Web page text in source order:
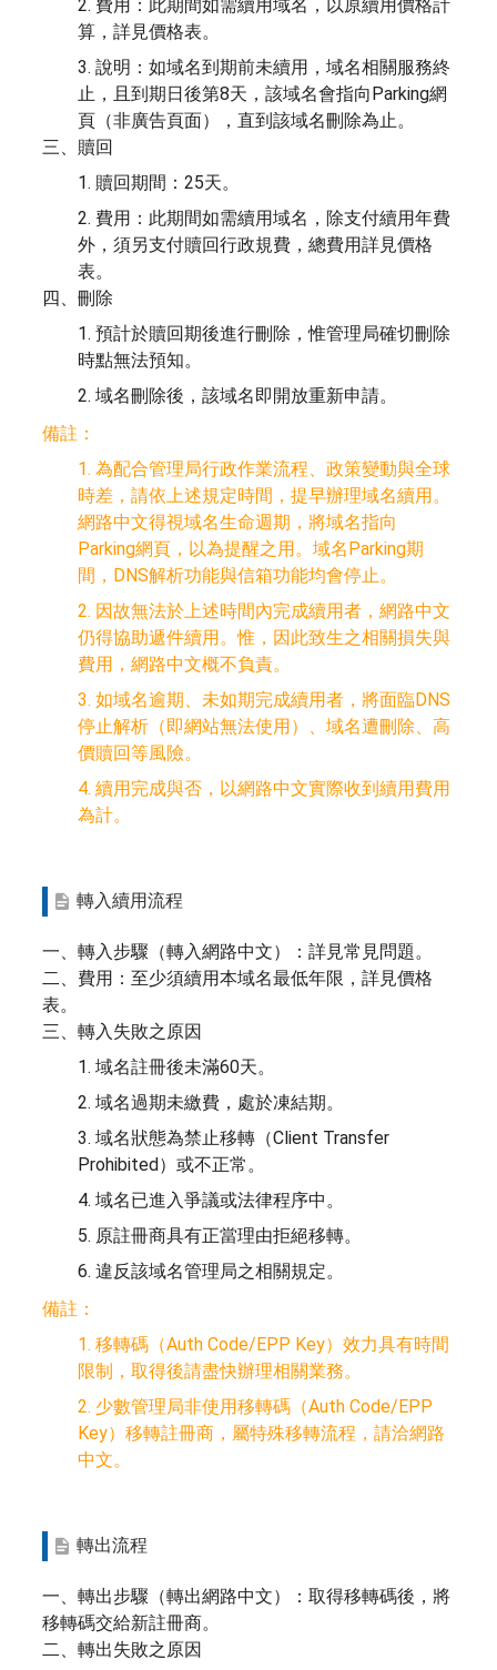
2. 費用：此期間如需續用域名，以原續用價格計
算，詳見價格表。
3. 說明：如域名到期前未續用，域名相關服務終
止，且到期日後第8天，該域名會指向Parking網
頁（非廣告頁面），直到該域名刪除為止。
三、贖回
1. 贖回期間：25天。
2. 費用：此期間如需續用域名，除支付續用年費
外，須另支付贖回行政規費，總費用詳見價格
表。
四、刪除
1. 預計於贖回期後進行刪除，惟管理局確切刪除
時點無法預知。
2. 域名刪除後，該域名即開放重新申請。
備註：
1. 為配合管理局行政作業流程、政策變動與全球
時差，請依上述規定時間，提早辦理域名續用。
網路中文得視域名生命週期，將域名指向
Parking網頁，以為提醒之用。域名Parking期
間，DNS解析功能與信箱功能均會停止。
2. 因故無法於上述時間內完成續用者，網路中文
仍得協助遞件續用。惟，因此致生之相關損失與
費用，網路中文概不負責。
3. 如域名逾期、未如期完成續用者，將面臨DNS
停止解析（即網站無法使用）、域名遭刪除、高
價贖回等風險。
4. 續用完成與否，以網路中文實際收到續用費用
為計。
轉入續用流程
一、轉入步驟（轉入網路中文）：詳見常見問題。
二、費用：至少須續用本域名最低年限，詳見價格
表。
三、轉入失敗之原因
1. 域名註冊後未滿60天。
2. 域名過期未繳費，處於凍結期。
3. 域名狀態為禁止移轉（Client Transfer
Prohibited）或不正常。
4. 域名已進入爭議或法律程序中。
5. 原註冊商具有正當理由拒絕移轉。
6. 違反該域名管理局之相關規定。
備註：
1. 移轉碼（Auth Code/EPP Key）效力具有時間
限制，取得後請盡快辦理相關業務。
2. 少數管理局非使用移轉碼（Auth Code/EPP
Key）移轉註冊商，屬特殊移轉流程，請洽網路
中文。
轉出流程
一、轉出步驟（轉出網路中文）：取得移轉碼後，將
移轉碼交給新註冊商。
二、轉出失敗之原因